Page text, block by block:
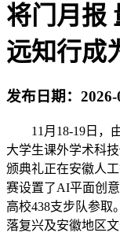
将门月报
远知行成
发布日期：
11月18-19日，由
大学生课外学术科
颁典礼正在安徽人
赛设置了AI平面创
高校438支步队参取
落复兴及安徽地区